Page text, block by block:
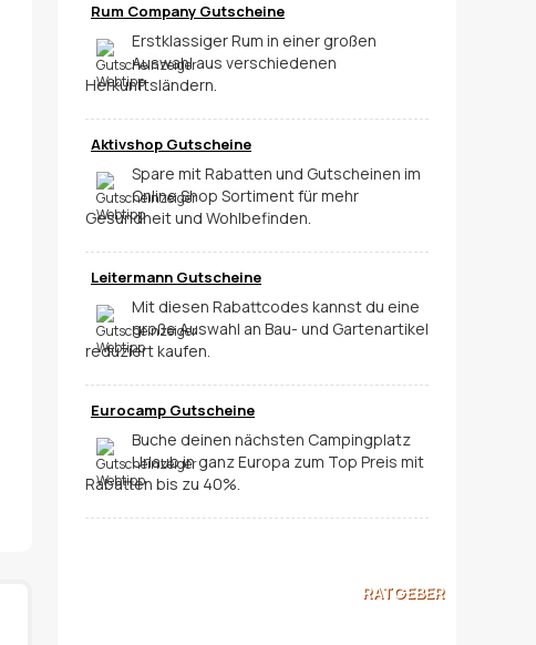
Rum Company Gutscheine
Erstklassiger Rum in einer großen
Auswahl aus verschiedenen
Herkunftsländern.
Aktivshop Gutscheine
Spare mit Rabatten und Gutscheinen im
Online Shop Sortiment für mehr
Gesundheit und Wohlbefinden.
Leitermann Gutscheine
Mit diesen Rabattcodes kannst du eine
große Auswahl an Bau- und Gartenartikel
reduziert kaufen.
Eurocamp Gutscheine
Buche deinen nächsten Campingplatz
Urlaub in ganz Europa zum Top Preis mit
Rabatten bis zu 40%.
RATGEBER